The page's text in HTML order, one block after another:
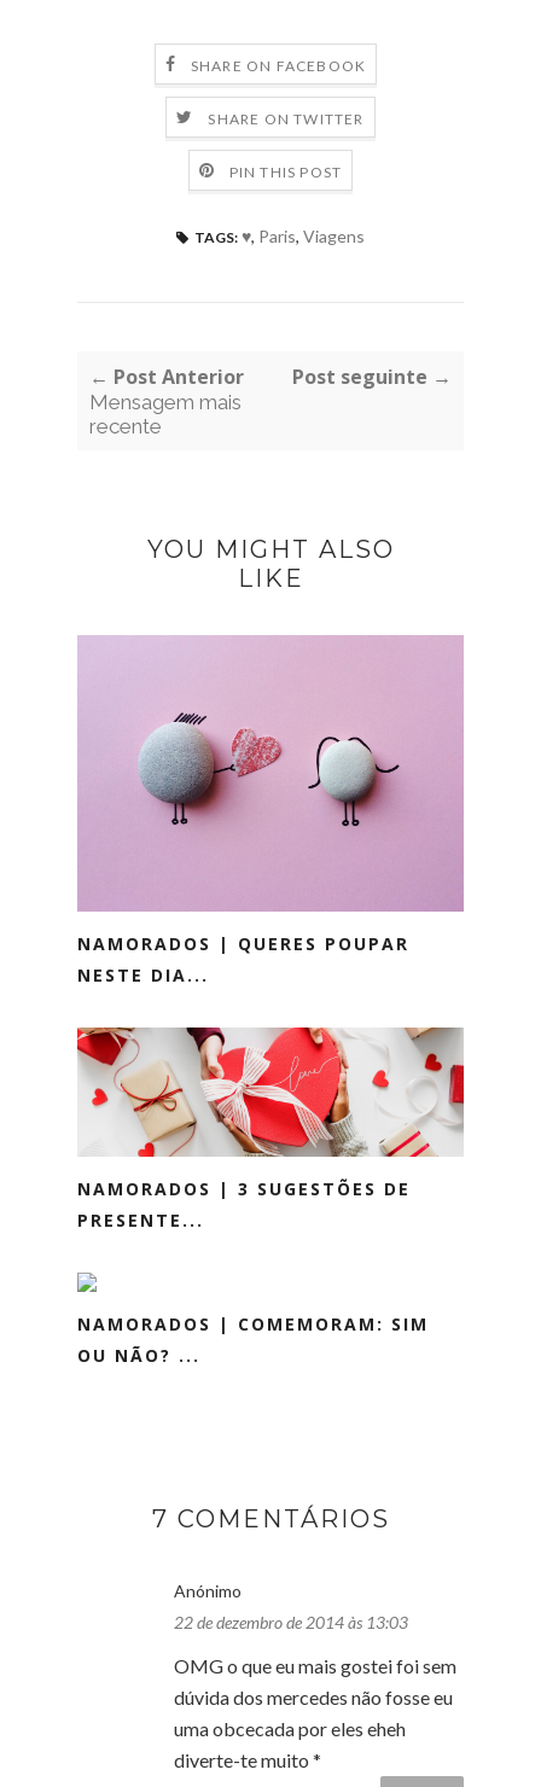
SHARE ON FACEBOOK
SHARE ON TWITTER
PIN THIS POST
TAGS: ♥, Paris, Viagens
← Post Anterior
Mensagem mais
recente
Post seguinte →
YOU MIGHT ALSO
LIKE
NAMORADOS | QUERES POUPAR
NESTE DIA...
NAMORADOS | 3 SUGESTÕES DE
PRESENTE...
NAMORADOS | COMEMORAM: SIM
OU NÃO? ...
7 COMENTÁRIOS
Anónimo
22 de dezembro de 2014 às 13:03
OMG o que eu mais gostei foi sem
dúvida dos mercedes não fosse eu
uma obcecada por eles eheh
diverte-te muito *